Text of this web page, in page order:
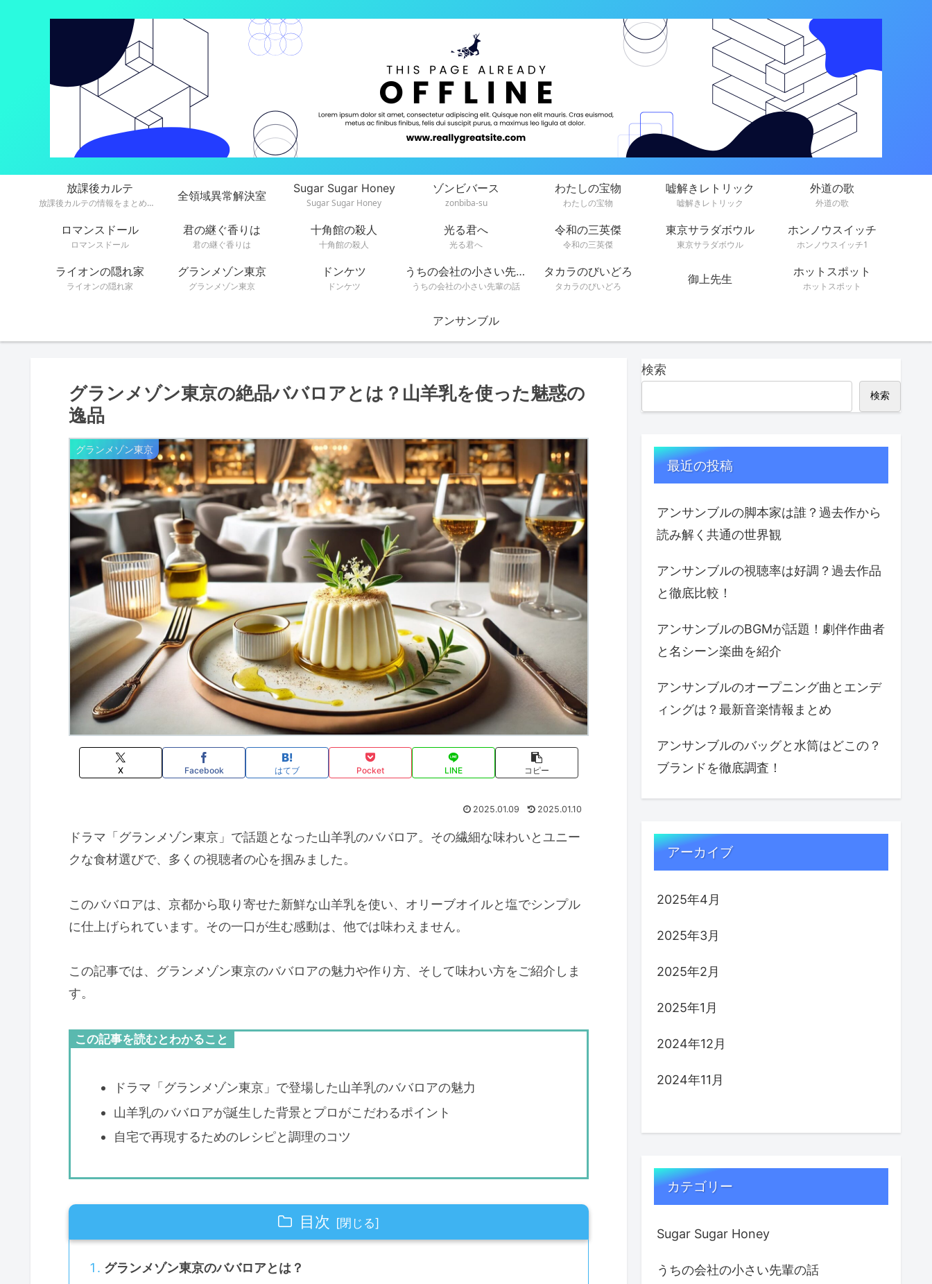
放課後カルテ
放課後カルテの情報をまとめています。
全領域異常解決室
Sugar Sugar Honey
Sugar Sugar Honey
ゾンビバース
zonbiba-su
わたしの宝物
わたしの宝物
嘘解きレトリック
嘘解きレトリック
外道の歌
外道の歌
ロマンスドール
ロマンスドール
君の継ぐ香りは
君の継ぐ香りは
十角館の殺人
十角館の殺人
光る君へ
光る君へ
令和の三英傑
令和の三英傑
東京サラダボウル
東京サラダボウル
ホンノウスイッチ
ホンノウスイッチ1
ライオンの隠れ家
ライオンの隠れ家
グランメゾン東京
グランメゾン東京
ドンケツ
ドンケツ
うちの会社の小さい先輩の話
うちの会社の小さい先輩の話
タカラのびいどろ
タカラのびいどろ
御上先生
ホットスポット
ホットスポット
アンサンブル
グランメゾン東京の絶品ババロアとは？山羊乳を使った魅惑の
逸品
グランメゾン東京
X Facebook はてブ Pocket LINE コピー
2025.01.09 2025.01.10
ドラマ「グランメゾン東京」で話題となった山羊乳のババロア。その繊細な味わいとユニー
クな食材選びで、多くの視聴者の心を掴みました。
このババロアは、京都から取り寄せた新鮮な山羊乳を使い、オリーブオイルと塩でシンプル
に仕上げられています。その一口が生む感動は、他では味わえません。
この記事では、グランメゾン東京のババロアの魅力や作り方、そして味わい方をご紹介しま
す。
この記事を読むとわかること
ドラマ「グランメゾン東京」で登場した山羊乳のババロアの魅力
山羊乳のババロアが誕生した背景とプロがこだわるポイント
自宅で再現するためのレシピと調理のコツ
目次
グランメゾン東京のババロアとは？
検索
検索
最近の投稿
アンサンブルの脚本家は誰？過去作から
読み解く共通の世界観
アンサンブルの視聴率は好調？過去作品
と徹底比較！
アンサンブルのBGMが話題！劇伴作曲者
と名シーン楽曲を紹介
アンサンブルのオープニング曲とエンデ
ィングは？最新音楽情報まとめ
アンサンブルのバッグと水筒はどこの？
ブランドを徹底調査！
アーカイブ
2025年4月
2025年3月
2025年2月
2025年1月
2024年12月
2024年11月
カテゴリー
Sugar Sugar Honey
うちの会社の小さい先輩の話